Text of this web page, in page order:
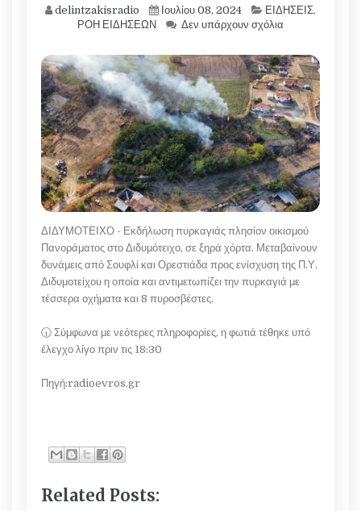
delintzakisradio Ιουλίου 08, 2024 ΕΙΔΗΣΕΙΣ,
ΡΟΗ ΕΙΔΗΣΕΩΝ
Δεν υπάρχουν σχόλια
ΔΙΔΥΜΟΤΕΙΧΟ - Εκδήλωση πυρκαγιάς πλησίον οικισμού
Πανοράματος στο Διδυμότειχο, σε ξηρά χόρτα. Μεταβαίνουν
δυνάμεις από Σουφλί και Ορεστιάδα προς ενίσχυση της Π.Υ.
Διδυμοτείχου η οποία και αντιμετωπίζει την πυρκαγιά με
τέσσερα οχήματα και 8 πυροσβέστες.
🕡 Σύμφωνα με νεότερες πληροφορίες, η φωτιά τέθηκε υπό
έλεγχο λίγο πριν τις 18:30
Πηγή:radioevros.gr
Related Posts: